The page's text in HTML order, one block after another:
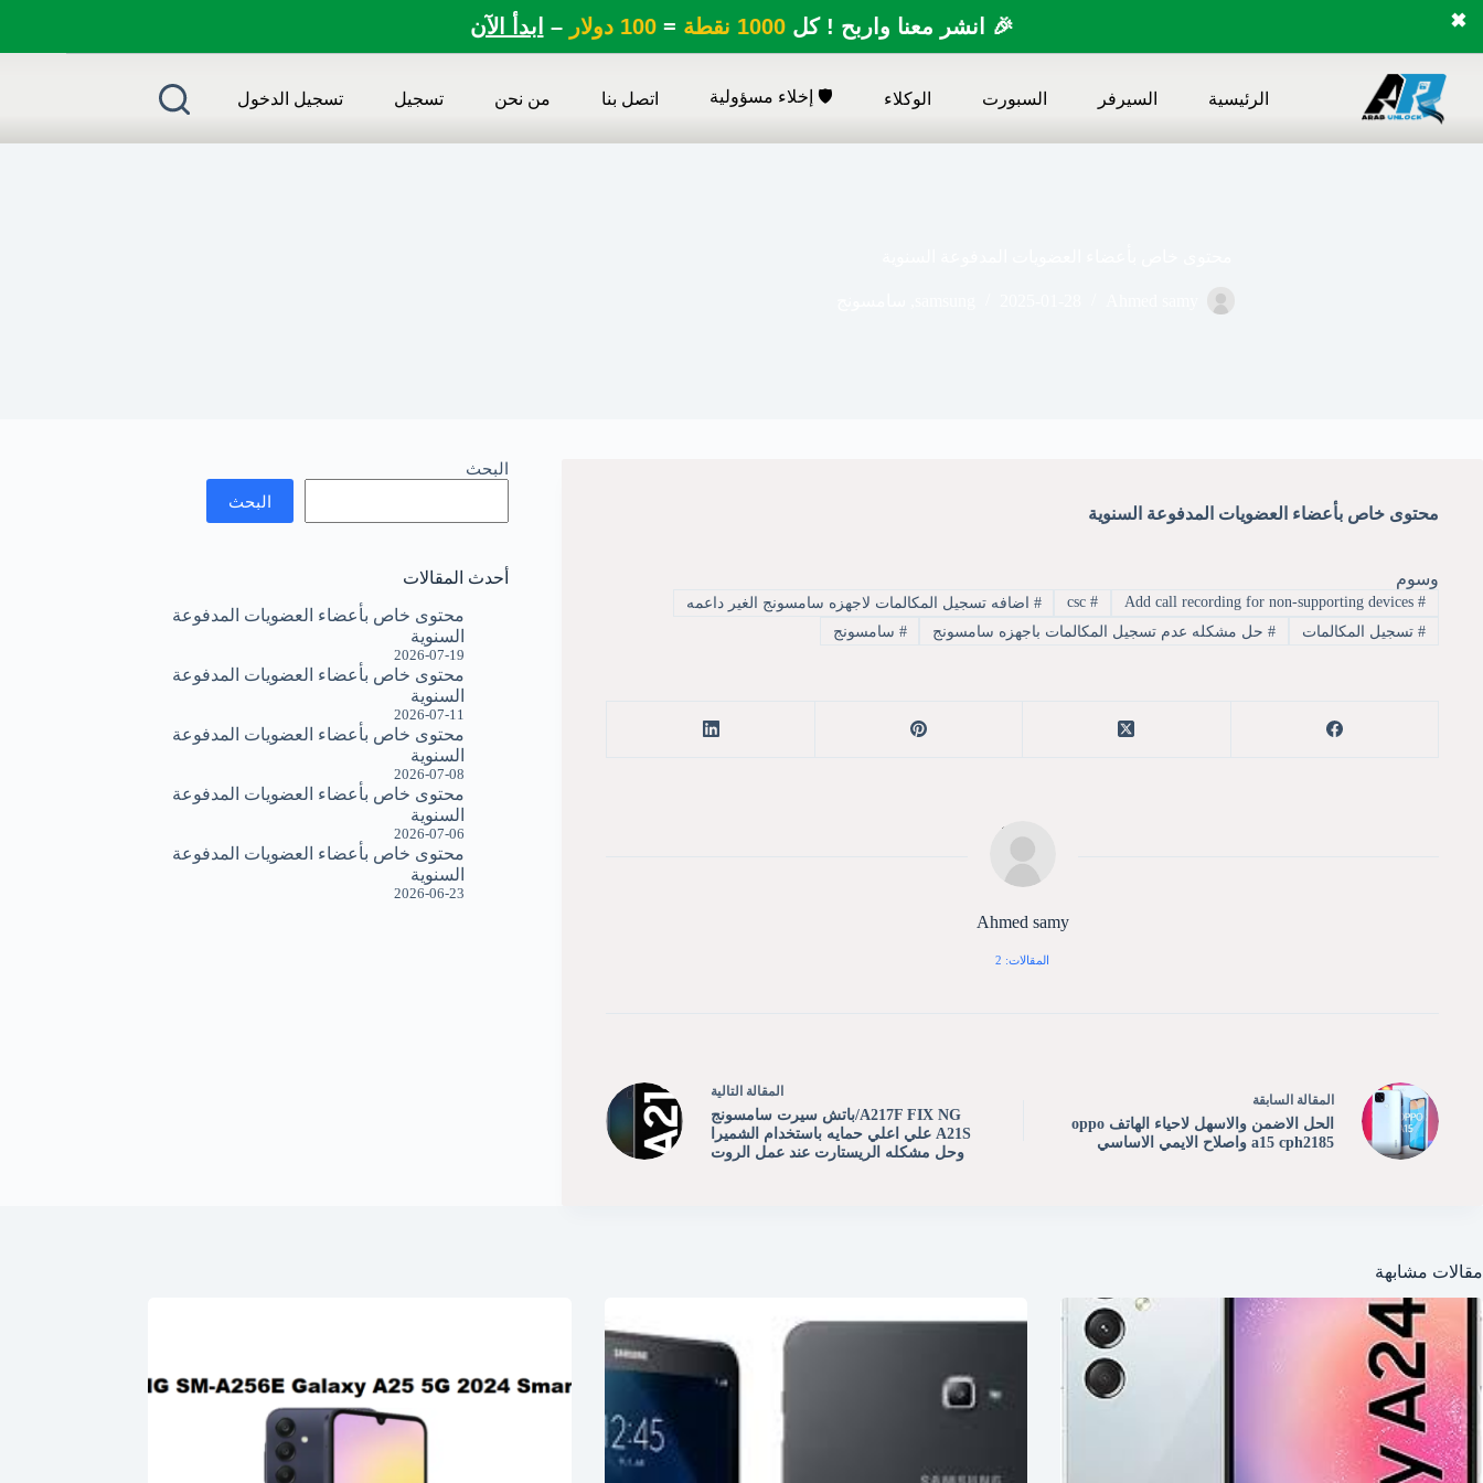
🎉 انشر معنا واربح ! كل1000 نقطة =100 دولار – ابدأ الآن ✖
المحتوى
الرئيسية السيرفر السبورت الوكلاء 🛡️ إخلاء مسؤولية اتصل بنا من نحن تسجيل تسجيل الدخول
محتوى خاص بأعضاء العضويات المدفوعة السنوية
وسوم
#
Add call recording for non-supporting devices
#
csc
# اضافه تسجيل المكالمات لاجهزه سامسونج الغير داعمه
#تسجيل المكالمات #حل مشكله عدم تسجيل المكالمات باجهزه سامسونج # سامسونج
Ahmed samy
المقالات: 2
المقالة السابقة
الحل الاضمن والاسهل لاحياء الهاتف oppo
a15 cph2185 واصلاح الايمي الاساسي
المقالة التالية
A217F FIX NG/باتش سيرت سامسونج
A21S علي اعلي حمايه باستخدام الشميرا
وحل مشكله الريستارت عند عمل الروت
البحث
البحث
أحدث المقالات
محتوى خاص بأعضاء العضويات المدفوعة
السنوية
2026-07-19
محتوى خاص بأعضاء العضويات المدفوعة
السنوية
2026-07-11
محتوى خاص بأعضاء العضويات المدفوعة
السنوية
2026-07-08
محتوى خاص بأعضاء العضويات المدفوعة
السنوية
2026-07-06
محتوى خاص بأعضاء العضويات المدفوعة
السنوية
2026-06-23
مقالات مشابهة